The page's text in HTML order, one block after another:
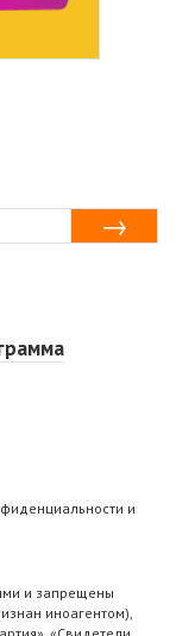
и
и запрещены
иноагентом),